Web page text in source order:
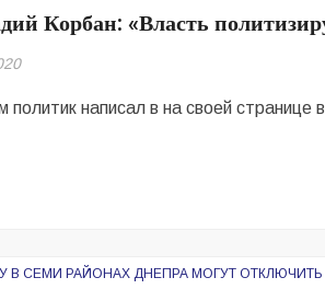
Корбан: «Власть
политик написал в на своей странице
В СЕМИ РАЙОНАХ ДНЕПРА МОГУТ ОТКЛЮЧИТЬ